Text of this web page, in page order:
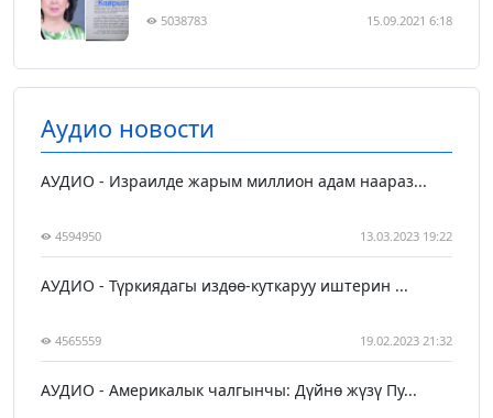
5038783 15.09.2021 6:18
Аудио новости
АУДИО - Израилде жарым миллион адам наараз...
4594950 13.03.2023 19:22
АУДИО - Түркиядагы издөө-куткаруу иштерин ...
4565559 19.02.2023 21:32
АУДИО - Америкалык чалгынчы: Дүйнө жүзү Пу...